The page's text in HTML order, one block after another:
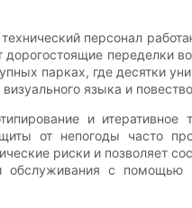
персонал
переделки
парках, где десятки
языка и
и итеративное
от непогоды часто
риски и позволяет
с помощью